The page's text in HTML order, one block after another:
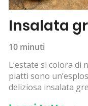
Insalata
10 minuti
L’estate si colora
piatti sono
deliziosa insalata